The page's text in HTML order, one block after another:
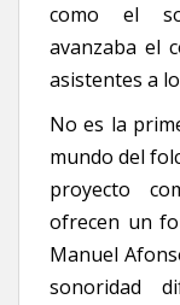
como el
avanzaba el
asistentes a
No es la
mundo del
proyecto
ofrecen un
Manuel
sonoridad